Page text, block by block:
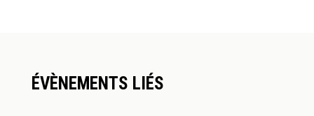
ÉVÈNEMENTS LIÉS